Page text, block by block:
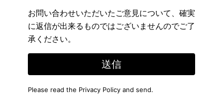
お問い合わせいただいたご意見について、確実
に返信が出来るものではございませんのでご了
承ください。
送信
Please read the Privacy Policy and send.